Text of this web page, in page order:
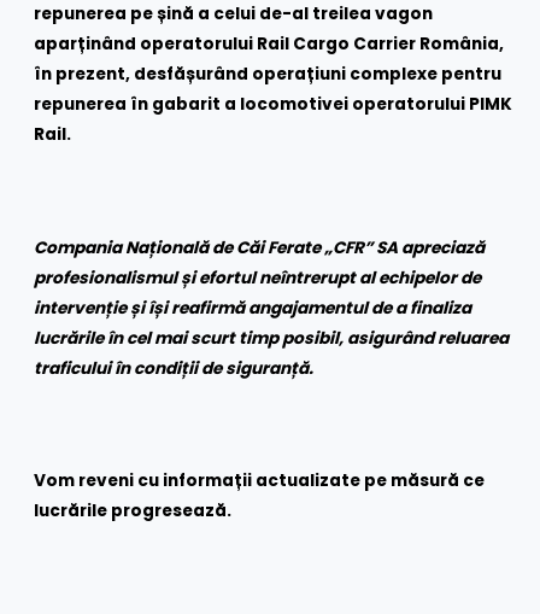
repunerea pe șină a celui de-al treilea vagon
aparținând operatorului Rail Cargo Carrier România,
în prezent, desfășurând operațiuni complexe pentru
repunerea în gabarit a locomotivei operatorului PIMK
Rail.
Compania Națională de Căi Ferate „CFR” SA apreciază
profesionalismul și efortul neîntrerupt al echipelor de
intervenție și își reafirmă angajamentul de a finaliza
lucrările în cel mai scurt timp posibil, asigurând reluarea
traficului în condiții de siguranță.
Vom reveni cu informații actualizate pe măsură ce
lucrările progresează.